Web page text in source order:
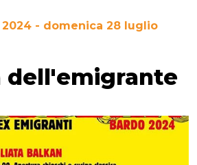
- domenica 28 luglio
dell'emigrante